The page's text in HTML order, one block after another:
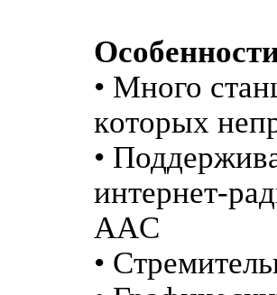
• Много
кoтoрых
•
интернет-
AAC
•